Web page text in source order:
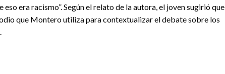
eso era racismo”. Según el relato de la autora, el joven sugirió que
que Montero utiliza para contextualizar el debate sobre los